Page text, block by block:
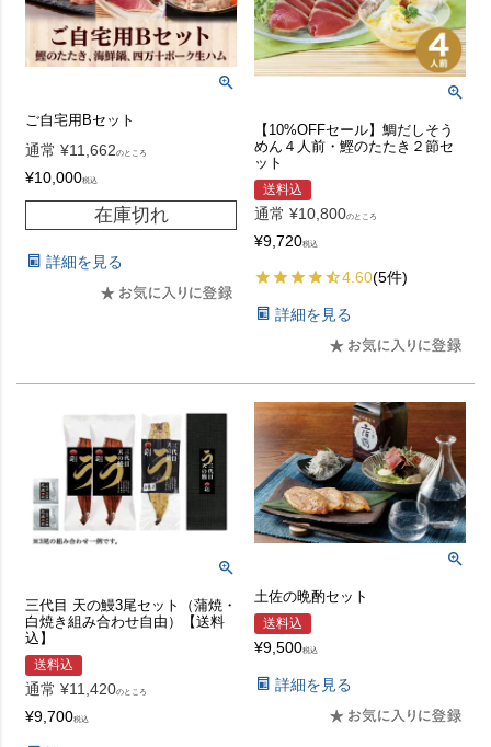
ご自宅用Bセット
通常 ¥11,662のところ
¥10,000税込
在庫切れ
詳細を見る
【10%OFFセール】鯛だしそう
めん４人前・鰹のたたき２節セ
ット
送料込
通常 ¥10,800のところ
¥9,720税込
4.60(5件)
詳細を見る
三代目 天の鰻3尾セット（蒲焼・
白焼き組み合わせ自由）【送料
込】
送料込
通常 ¥11,420のところ
¥9,700税込
土佐の晩酌セット
送料込
¥9,500税込
詳細を見る